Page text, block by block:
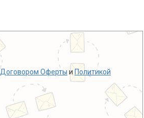
Договором Оферты и Политикой